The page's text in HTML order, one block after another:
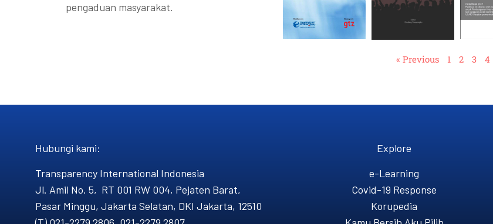
pengaduan masyarakat.
« Previous 1 2 3 4
Hubungi kami​:
Transparency International Indonesia
Jl. Amil No. 5, RT 001 RW 004, Pejaten Barat,
Pasar Minggu, Jakarta Selatan, DKI Jakarta, 12510
Explore
e-Learning
Covid-19 Response
Korupedia